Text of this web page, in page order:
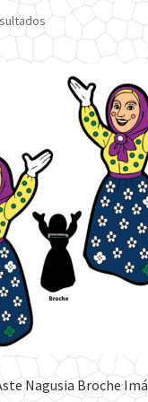
Ordenado
por
los
últimos
Nagusia Broche